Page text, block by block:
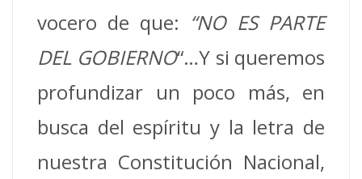
vocero de que: “NO ES PARTE
DEL GOBIERNO“…Y si queremos
profundizar un poco más, en
busca del espíritu y la letra de
nuestra Constitución Nacional,